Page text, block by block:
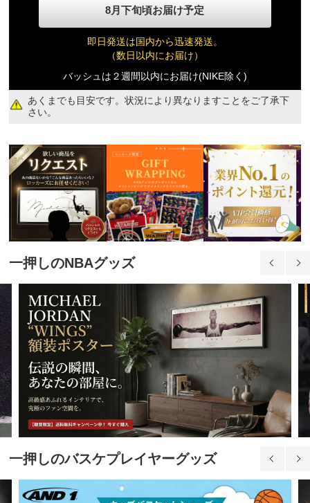
8月下旬頃お届け予定
即日発送は国内から迅速発送。
（数日以内にお届け）
バッシュは２週間以内にお届け(NIKE除く)
あくまでも目安です。状況により異なりますことをご了承下
さい。
一押しのNBAグッズ
一押しのバスケプレイヤーグッズ
2XL
13,840円(税込)
3XL
13,840円(税込)